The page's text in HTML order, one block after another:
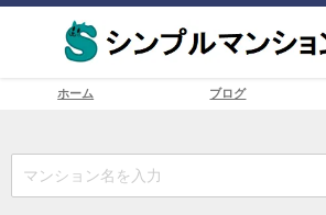
ホーム ブログ